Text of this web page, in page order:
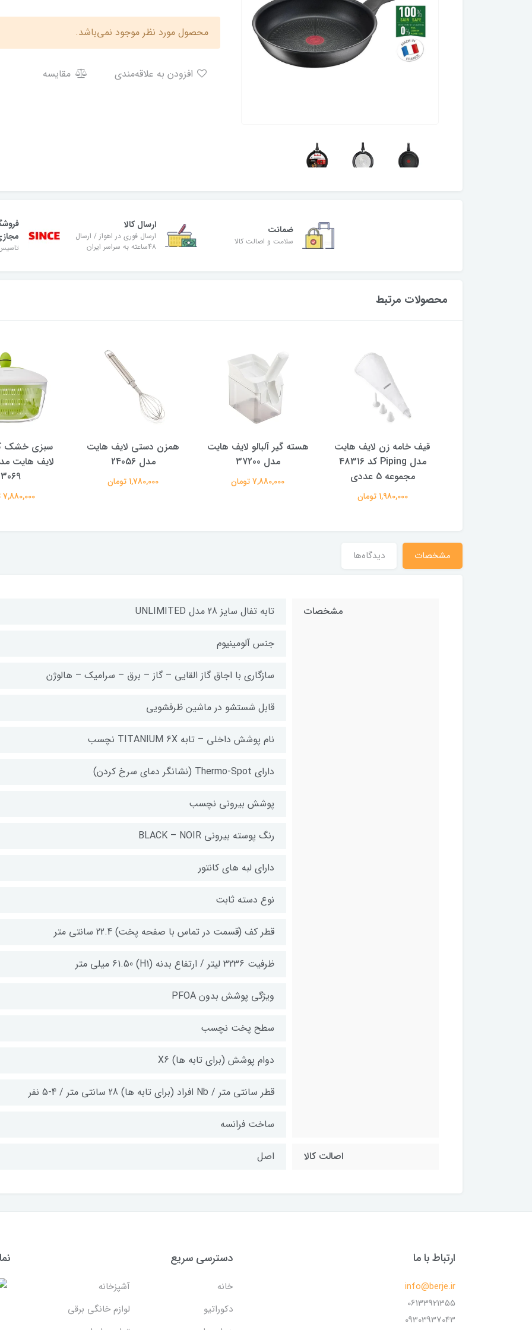
محصول مورد نظر موجود نمی‌باشد.
مقایسه
ضمانت
سلامت و اصالت کالا
ارسال کالا
ارسال فوری در اهواز / ارسال
48ساعته به سراسر ایران
تاسیس
محصولات مرتبط
قیف خامه زن لایف هایت
مدل Piping کد 48316
مجموعه 5 عددی
1,980,000 تومان
هسته گیر آلبالو لایف هایت
مدل 37200
7,880,000 تومان
همزن دستی لایف هایت
مدل 24056
1,780,000 تومان
سبزی خشک
7,880,000 تومان
مشخصات دیدگاه‌ها
مشخصات تابه تفال سایز 28 مدل UNLIMITED
جنس آلومینیوم
سازگاری با اجاق گاز القایی – گاز – برق – سرامیک – هالوژن
قابل شستشو در ماشین ظرفشویی
نام پوشش داخلی – تابه TITANIUM 6X نچسب
دارای Thermo-Spot (نشانگر دمای سرخ کردن)
پوشش بیرونی نچسب
رنگ پوسته بیرونی BLACK – NOIR
دارای لبه های کانتور
نوع دسته ثابت
قطر کف (قسمت در تماس با صفحه پخت) 22.4 سانتی متر
ظرفیت 3236 لیتر / ارتفاع بدنه (H1) 61.50 میلی متر
ویژگی پوشش بدون PFOA
سطح پخت نچسب
دوام پوشش (برای تابه ها) X6
قطر سانتی متر / Nb افراد (برای تابه ها) 28 سانتی متر / 4-5 نفر
ساخت فرانسه
اصالت کالا اصل
ارتباط با ما
info@berje.ir
06133921355
09303937043
دسترسی سریع
خانه
آشپزخانه
دکوراتیو
لوازم خانگی برقی